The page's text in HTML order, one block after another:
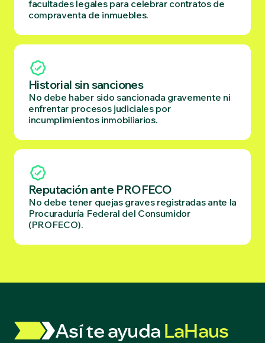
facultades legales para celebrar contratos de
compraventa de inmuebles.
Historial sin sanciones
No debe haber sido sancionada gravemente ni
enfrentar procesos judiciales por
incumplimientos inmobiliarios.
Reputación ante PROFECO
No debe tener quejas graves registradas ante la
Procuraduría Federal del Consumidor
(PROFECO).
Así te ayuda LaHaus